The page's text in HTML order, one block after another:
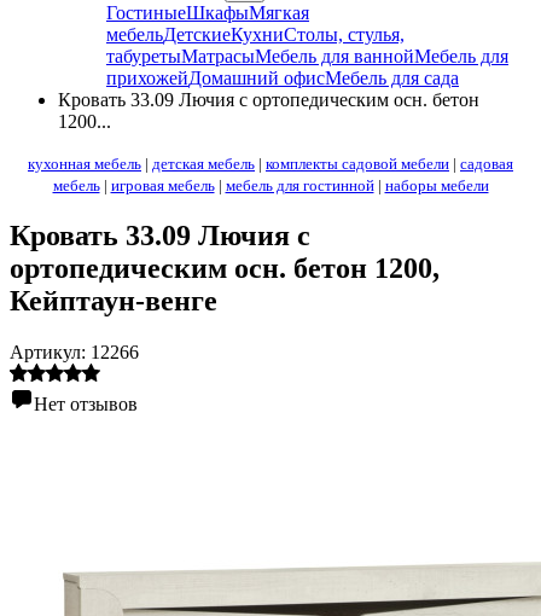
ГостиныеШкафыМягкая
мебельДетскиеКухниСтолы, стулья,
табуретыМатрасыМебель для ваннойМебель для
прихожейДомашний офисМебель для сада
Кровать 33.09 Лючия с ортопедическим осн. бетон
1200...
кухонная мебель | детская мебель | комплекты садовой мебели | садовая
мебель| игровая мебель| мебель для гостинной| наборы мебели
Кровать 33.09 Лючия с
ортопедическим осн. бетон 1200,
Кейптаун-венге
Артикул: 12266
Нет отзывов